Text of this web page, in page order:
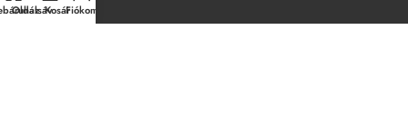
OldalsávKosárFiókom